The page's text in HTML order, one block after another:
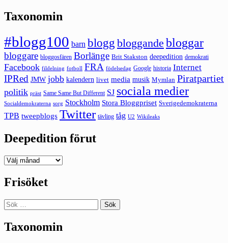
Taxonomin
#blogg100 barn blogg bloggande bloggar
bloggare bloggosfären Borlänge Brit Stakston deepedition demokrati
Facebook fildelning fotboll FRA födelsedag Google historia Internet
IPRed JMW jobb kalendern livet media musik Mymlan Piratpartiet
politik präst Same Same But Different SJ sociala medier
Socialdemokraterna sorg Stockholm Stora Bloggpriset Sverigedemokraterna
TPB tweepblogs Twitter tävling tåg U2 Wikileaks
Deepedition förut
Deepedition
Frisöket
Sök
efter:
Taxonomin